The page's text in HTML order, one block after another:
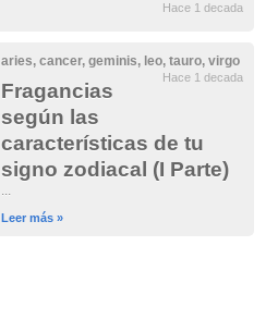
Hace 1 decada
aries,cancer,geminis, leo,tauro,virgo
Hace 1 decada
Fragancias
según las
características de tu
signo zodiacal (I Parte)
...
Leer más »